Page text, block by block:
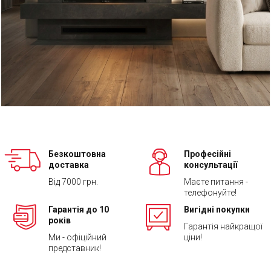
Безкоштовна
доставка
Від 7000 грн.
Професійні
консультації
Маєте питання -
телефонуйте!
Гарантія до 10
років
Ми - офіційний
представник!
Вигідні покупки
Гарантія найкращої
ціни!